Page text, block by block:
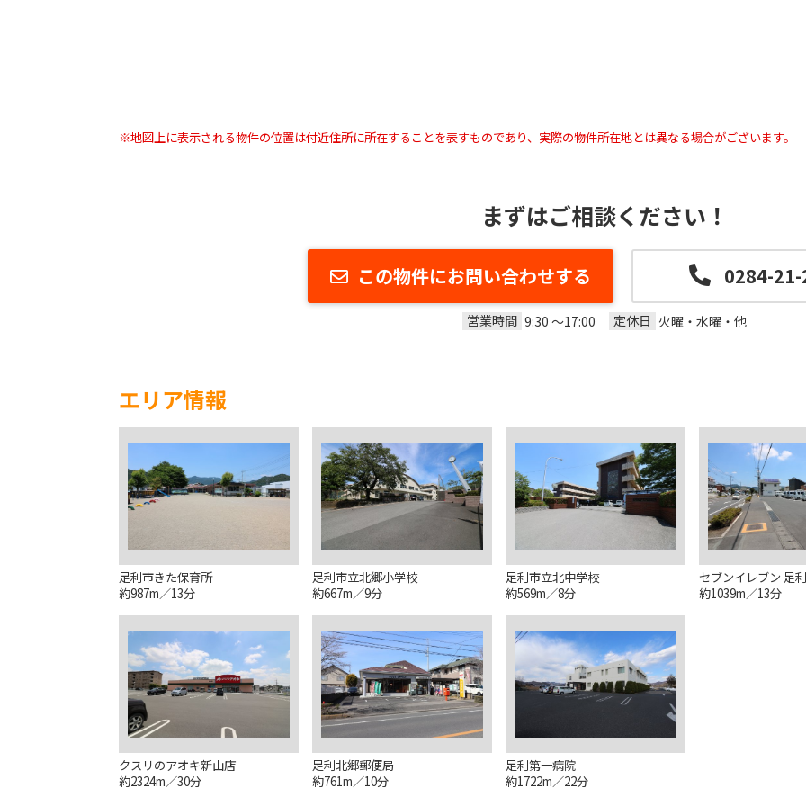
※地図上に表示される物件の位置は付近住所に所在することを表すものであり、実際の物件所在地とは異なる場合がございます。
まずはご相談ください！
この物件にお問い合わせする 0284-
営業時間 9:30 ～17:00 定休日 火曜・水曜・他
エリア情報
足利市きた保育所
約987m／13分
足利市立北郷小学校
約667m／9分
足利市立北中学校
約569m／8分
セブンイレブン 足
約1039m／13分
クスリのアオキ新山店
約2324m／30分
足利北郷郵便局
約761m／10分
足利第一病院
約1722m／22分